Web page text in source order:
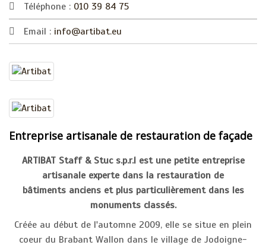
Téléphone : 010 39 84 75
Email : info@artibat.eu
Entreprise artisanale de restauration de façade
ARTIBAT Staff & Stuc s.p.r.l est une petite entreprise
artisanale experte dans la restauration de
bâtiments anciens et plus particulièrement dans les
monuments classés.
Créée au début de l'automne 2009, elle se situe en plein
coeur du Brabant Wallon dans le village de Jodoigne-